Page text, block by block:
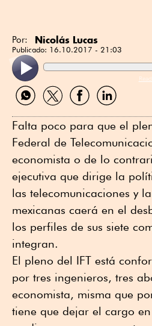
Por: Nicolás Lucas
Publicado: 16.10.2017 - 21:03
Compartir
por
Compartir
por
Compartir
por
Compartir
por
Falta poco para que el
Federal de
economista o de lo
ejecutiva que dirige la
las telecomunicaciones y
mexicanas caerá en el
los perfiles de sus siete
integran.
El pleno del IFT está
por tres ingenieros, tres
economista, misma que
tiene que dejar el cargo